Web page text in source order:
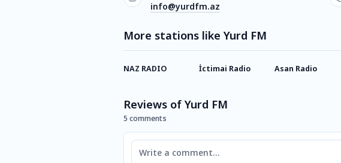
info@yurdfm.az
More stations like Yurd FM
NAZ RADIO İctimai Radio Asan Radio
Reviews of Yurd FM
5 comments
Comment